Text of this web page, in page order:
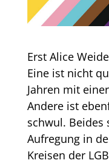
Erst Alice
Eine ist nicht
Jahren mit
Andere ist
schwul. Beides
Aufregung in
Kreisen der